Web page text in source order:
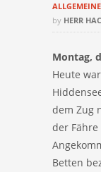
by HERR
Montag,
Heute
dem Zug
der
Betten